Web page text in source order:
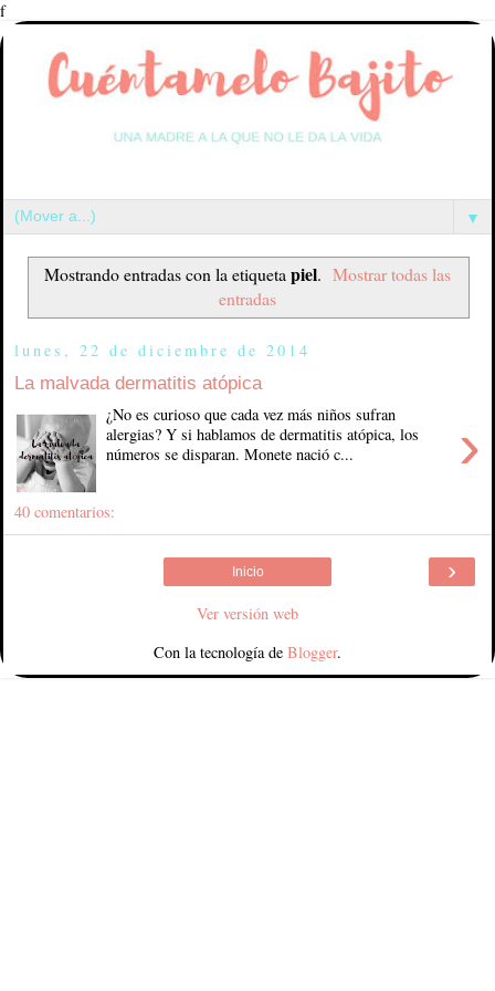
f
▼
Mostrando entradas con la etiqueta piel. Mostrar todas las
entradas
lunes, 22 de diciembre de 2014
La malvada dermatitis atópica
›
¿No es curioso que cada vez más niños sufran
alergias? Y si hablamos de dermatitis atópica, los
números se disparan. Monete nació c...
40 comentarios:
›
Inicio
Ver versión web
Con la tecnología de Blogger.